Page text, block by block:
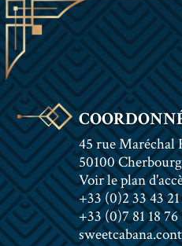
45 rue Maréchal
50100
Voir le plan
+33 (0)2 33 43
+33 (0)7 81 18 76